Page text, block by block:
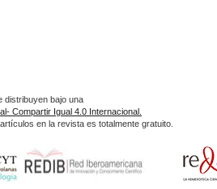
distribuyen bajo una
Compartir Igual 4.0 Internacional.
en la revista es totalmente gratuito.